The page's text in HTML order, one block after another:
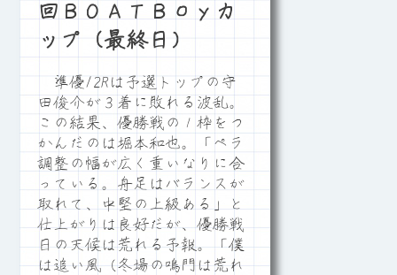
回ＢＯＡＴＢｏｙカ
ップ（最終日）
準優12Rは予選トップの守
田俊介が３着に敗れる波乱。
この結果、優勝戦の１枠をつ
かんだのは堀本和也。「ペラ
調整の幅が広く重いなりに合
っている。舟足はバランスが
取れて、中堅の上級ある」と
仕上がりは良好だが、優勝戦
日の天候は荒れる予報。「僕
は追い風（冬場の鳴門は荒れ